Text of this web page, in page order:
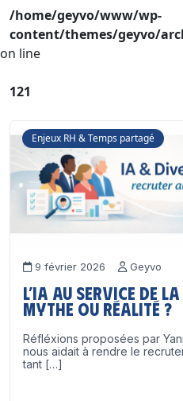
/home/geyvo/www/wp-
content/themes/geyvo/
on line
121
Enjeux RH & Temps partagé
9 février 2026 Geyvo
L’IA au service de
mythe ou réalité ?
Réfléxions proposées par
nous aidait à rendre le
tant […]